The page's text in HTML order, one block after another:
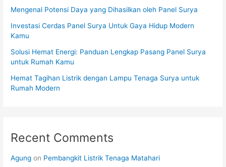
Mengenal Potensi Daya yang Dihasilkan oleh Panel Surya
Investasi Cerdas Panel Surya Untuk Gaya Hidup Modern
Kamu
Solusi Hemat Energi: Panduan Lengkap Pasang Panel Surya
untuk Rumah Kamu
Hemat Tagihan Listrik dengan Lampu Tenaga Surya untuk
Rumah Modern
Recent Comments
Agung on Pembangkit Listrik Tenaga Matahari